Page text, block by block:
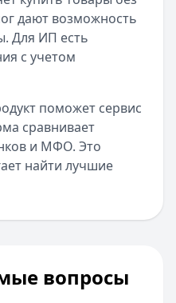
дают возможность
Для ИП есть
с учетом
поможет сервис
сравнивает
и МФО. Это
найти лучшие
вопросы